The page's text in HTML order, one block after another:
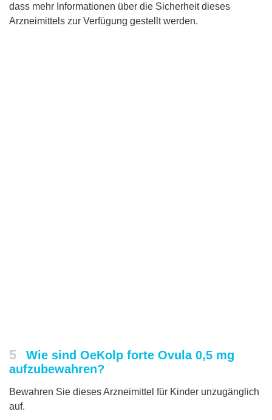
dass mehr Informationen über die Sicherheit dieses
Arzneimittels zur Verfügung gestellt werden.
5
Wie sind OeKolp forte Ovula 0,5 mg
aufzubewahren?
Bewahren Sie dieses Arzneimittel für Kinder unzugänglich
auf.